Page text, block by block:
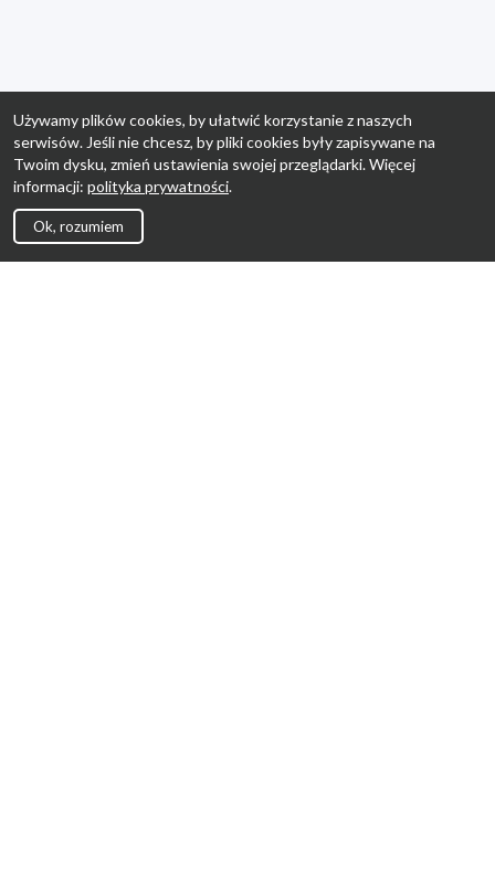
Używamy plików cookies, by ułatwić korzystanie z naszych
serwisów. Jeśli nie chcesz, by pliki cookies były zapisywane na
Twoim dysku, zmień ustawienia swojej przeglądarki. Więcej
informacji: polityka prywatności.
Ok, rozumiem